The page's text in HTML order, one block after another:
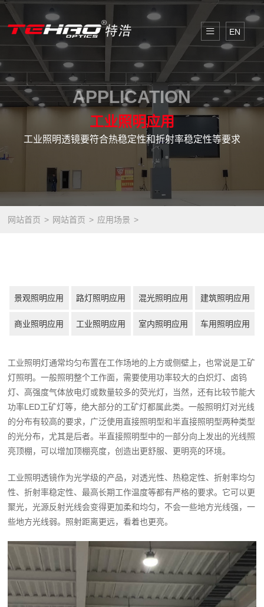
EN
APPLICATION
工业照明应用
工业照明透镜要符合热稳定性和折射率稳定性等要求
网站首页 网站首页 应用场景
景观照明应用 路灯照明应用 混光照明应用 建筑照明应用
商业照明应用 工业照明应用 室内照明应用 车用照明应用
工业照明灯通常均匀布置在工作场地的上方或侧壁上，也常说是工矿
灯照明。一般照明整个工作面，需要使用功率较大的白炽灯、卤钨
灯、高强度气体放电灯或数量较多的荧光灯，当然，还有比较节能大
功率LED工矿灯等，绝大部分的工矿灯都属此类。一般照明灯对光线
的分布有较高的要求，广泛使用直接照明型和半直接照明型两种类型
的光分布，尤其是后者。半直接照明型中的一部分向上发出的光线照
亮顶棚，可以增加顶棚亮度，创造出更舒服、更明亮的环境。
工业照明透镜作为光学级的产品，对透光性、热稳定性、折射率均匀
性、折射率稳定性、最高长期工作温度等都有严格的要求。它可以更
聚光，光源反射光线会变得更加柔和均匀，不会一些地方光线强，一
些地方光线弱。照射距离更远，看着也更亮。